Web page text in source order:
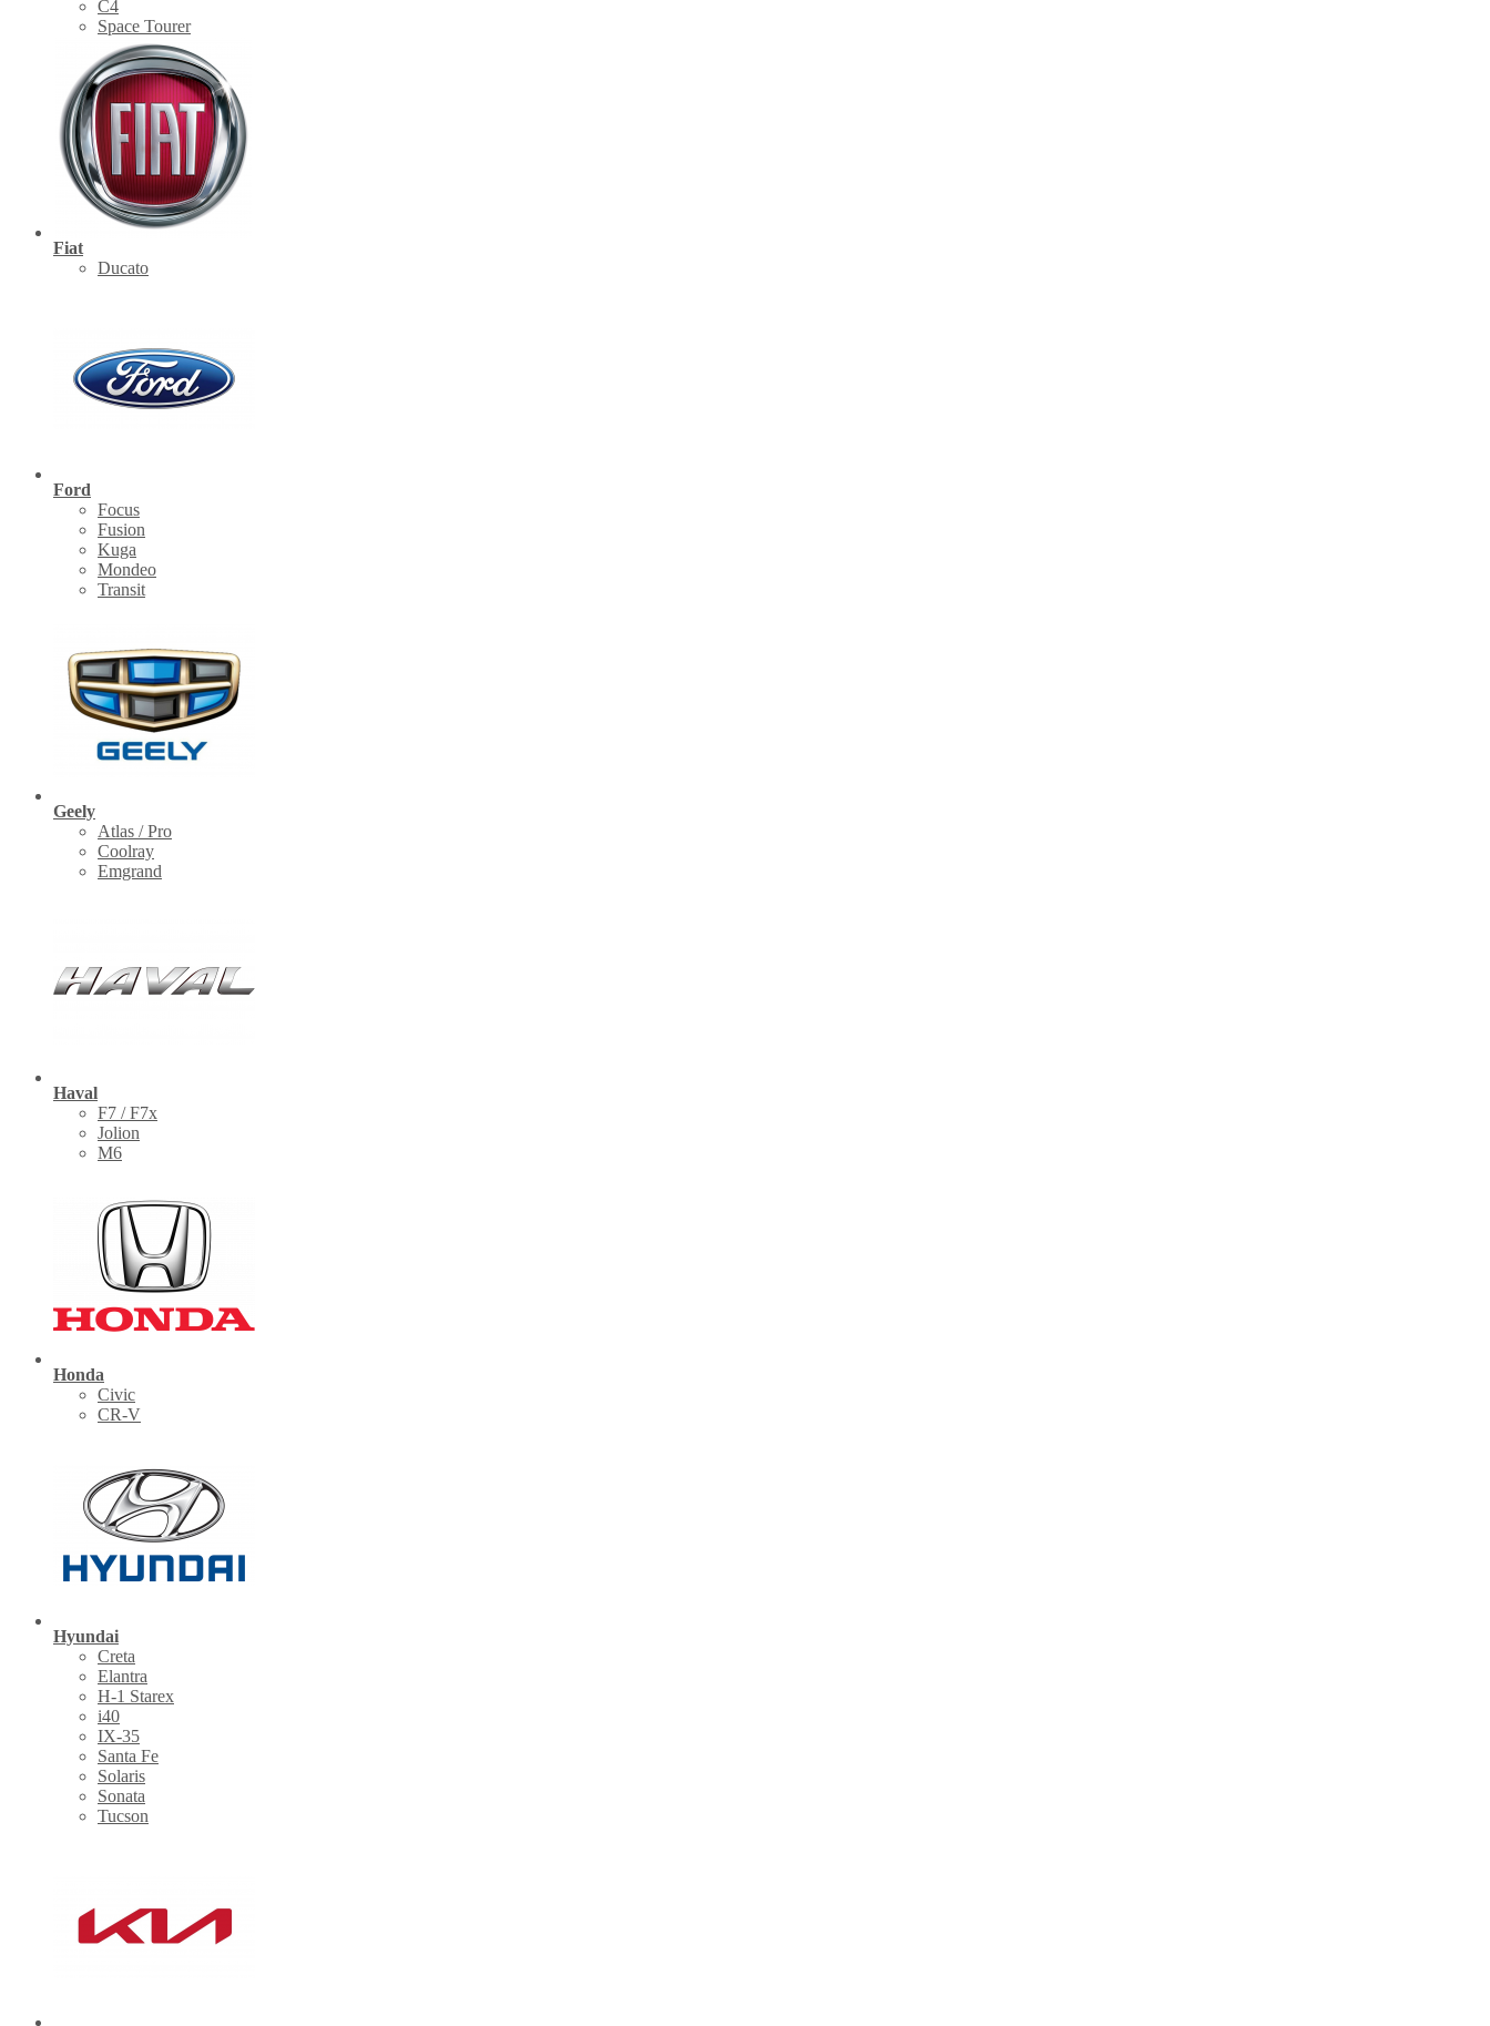
C4
Space Tourer
Fiat
Ducato
Ford
Focus
Fusion
Kuga
Mondeo
Transit
Geely
Atlas / Pro
Coolray
Emgrand
Haval
F7 / F7x
Jolion
M6
Honda
Civic
CR-V
Hyundai
Creta
Elantra
H-1 Starex
i40
IX-35
Santa Fe
Solaris
Sonata
Tucson